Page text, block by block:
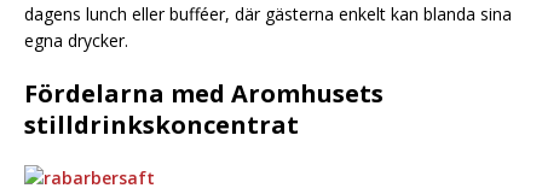
dagens lunch eller bufféer, där gästerna enkelt kan blanda sina
egna drycker.
Fördelarna med Aromhusets
stilldrinkskoncentrat